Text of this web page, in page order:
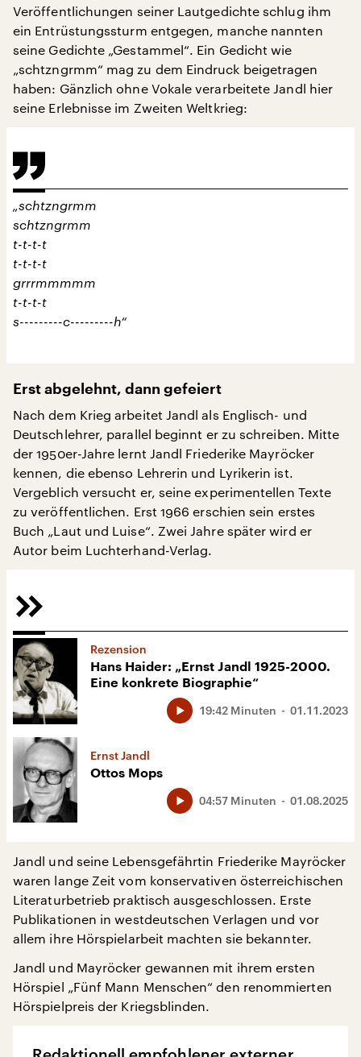
Veröffentlichungen seiner Lautgedichte schlug ihm
ein Entrüstungssturm entgegen, manche nannten
seine Gedichte „Gestammel“. Ein Gedicht wie
„schtzngrmm“ mag zu dem Eindruck beigetragen
haben: Gänzlich ohne Vokale verarbeitete Jandl hier
seine Erlebnisse im Zweiten Weltkrieg:
„schtzngrmm
schtzngrmm
t-t-t-t
t-t-t-t
grrrmmmmm
t-t-t-t
s---------c---------h“
Erst abgelehnt, dann gefeiert
Nach dem Krieg arbeitet Jandl als Englisch- und
Deutschlehrer, parallel beginnt er zu schreiben. Mitte
der 1950er-Jahre lernt Jandl Friederike Mayröcker
kennen, die ebenso Lehrerin und Lyrikerin ist.
Vergeblich versucht er, seine experimentellen Texte
zu veröffentlichen. Erst 1966 erschien sein erstes
Buch „Laut und Luise“. Zwei Jahre später wird er
Autor beim Luchterhand-Verlag.
Rezension
Hans Haider: „Ernst Jandl 1925-2000.
Eine konkrete Biographie“
01.11.2023
19:42 Minuten
Ernst Jandl
Ottos Mops
01.08.2025
04:57 Minuten
Jandl und seine Lebensgefährtin Friederike Mayröcker
waren lange Zeit vom konservativen österreichischen
Literaturbetrieb praktisch ausgeschlossen. Erste
Publikationen in westdeutschen Verlagen und vor
allem ihre Hörspielarbeit machten sie bekannter.
Jandl und Mayröcker gewannen mit ihrem ersten
Hörspiel „Fünf Mann Menschen“ den renommierten
Hörspielpreis der Kriegsblinden.